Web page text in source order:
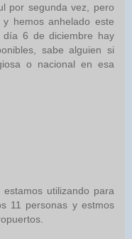
por segunda vez, pero
hemos anhelado este
6 de diciembre hay
sabe alguien si
o nacional en esa
utilizando para
11 personas y estmos